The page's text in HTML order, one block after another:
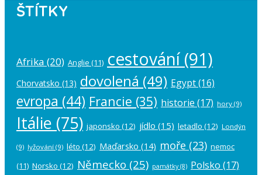
ŠTÍTKY
Afrika (20) Anglie (11) cestování(91)
Chorvatsko (13) dovolená (49) Egypt(16)
evropa (44) Francie (35) historie (17) hory (9)
Itálie (75) japonsko (12) jídlo (15) letadlo (12) Londýn
(9) lyžování (9) léto (12) Maďarsko (14) moře (23) nemoc
(11) Norsko (12) Německo (25) památky(8) Polsko (17)